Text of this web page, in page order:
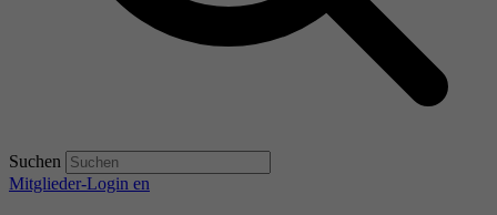
Suchen
Mitglieder-Login en